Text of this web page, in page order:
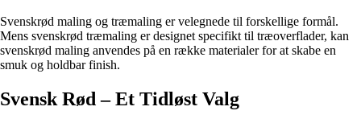
Svenskrød maling og træmaling er velegnede til forskellige formål.
Mens svenskrød træmaling er designet specifikt til træoverflader, kan
svenskrød maling anvendes på en række materialer for at skabe en
smuk og holdbar finish.
Svensk Rød – Et Tidløst Valg